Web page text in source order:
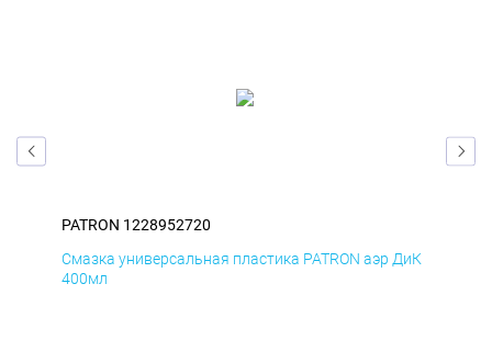
PATRON 1228952720
Смазка универсальная пластика PATRON аэр ДиК
400мл